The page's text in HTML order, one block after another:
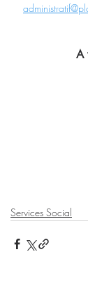
A
Services Social